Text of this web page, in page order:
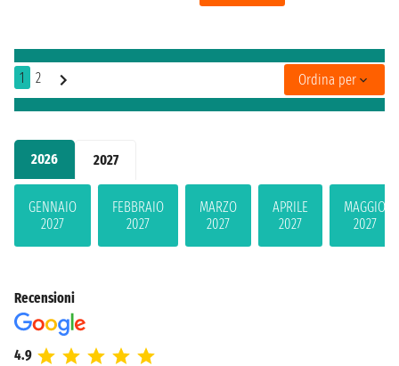
2026 2027
GENNAIO
2027
FEBBRAIO
2027
MARZO
2027
APRILE
2027
MAGGIO
2027
1 2 Ordina per
Recensioni
4.9